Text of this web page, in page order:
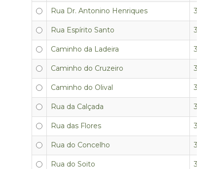
Rua Dr. Antonino Henriques 3350-
Rua Espírito Santo 3350-
Caminho da Ladeira 3350-
Caminho do Cruzeiro 3350-
Caminho do Olival 3350-
Rua da Calçada 3350-
Rua das Flores 3350-
Rua do Concelho 3350-
Rua do Soito 3350-